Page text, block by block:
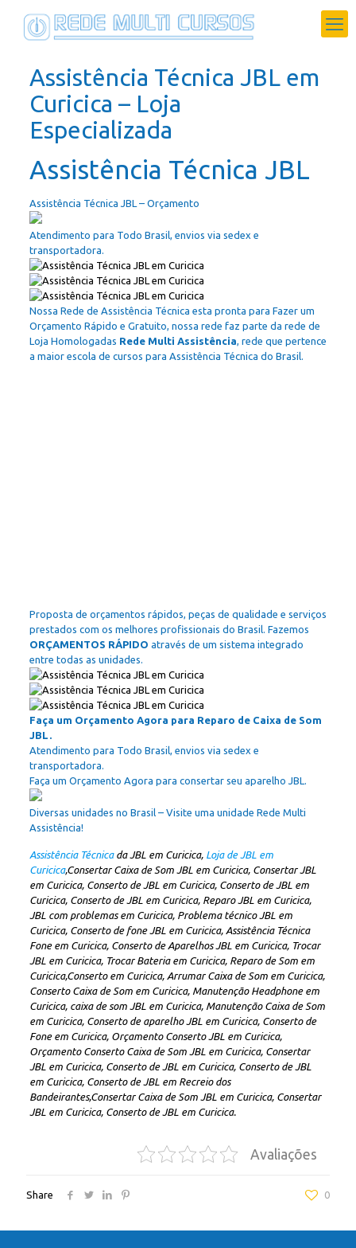
Assistência Técnica JBL em
Curicica – Loja
Especializada
Assistência Técnica JBL
Assistência Técnica JBL – Orçamento
Atendimento para Todo Brasil, envios via sedex e
transportadora.
Nossa Rede de Assistência Técnica esta pronta para Fazer um
Orçamento Rápido e Gratuito, nossa rede faz parte da rede de
Loja Homologadas Rede Multi Assistência, rede que pertence
a maior escola de cursos para Assistência Técnica do Brasil.
Proposta de orçamentos rápidos, peças de qualidade e serviços
prestados com os melhores profissionais do Brasil. Fazemos
ORÇAMENTOS RÁPIDO através de um sistema integrado
entre todas as unidades.
Faça um Orçamento Agora para Reparo de Caixa de Som
JBL.
Atendimento para Todo Brasil, envios via sedex e
transportadora.
Faça um Orçamento Agora para consertar seu aparelho JBL.
Diversas unidades no Brasil – Visite uma unidade Rede Multi
Assistência!
Assistência Técnicada JBL em Curicica,Loja de JBL em
Curicica,Consertar Caixa de Som JBL em Curicica, Consertar JBL
em Curicica, Conserto de JBL em Curicica, Conserto de JBL em
Curicica, Conserto de JBL em Curicica, Reparo JBL em Curicica,
JBL com problemas em Curicica, Problema técnico JBL em
Curicica, Conserto de fone JBL em Curicica, Assistência Técnica
Fone em Curicica, Conserto de Aparelhos JBL em Curicica, Trocar
JBL em Curicica, Trocar Bateria em Curicica, Reparo de Som em
Curicica,Conserto em Curicica, Arrumar Caixa de Som em Curicica,
Conserto Caixa de Som em Curicica, Manutenção Headphone em
Curicica, caixa de som JBL em Curicica, Manutenção Caixa de Som
em Curicica, Conserto de aparelho JBL em Curicica, Conserto de
Fone em Curicica, Orçamento Conserto JBL em Curicica,
Orçamento Conserto Caixa de Som JBL em Curicica, Consertar
JBL em Curicica, Conserto de JBL em Curicica, Conserto de JBL
em Curicica, Conserto de JBL em Recreio dos
Bandeirantes,Consertar Caixa de Som JBL em Curicica, Consertar
JBL em Curicica, Conserto de JBL em Curicica.
Avaliações
Share 0